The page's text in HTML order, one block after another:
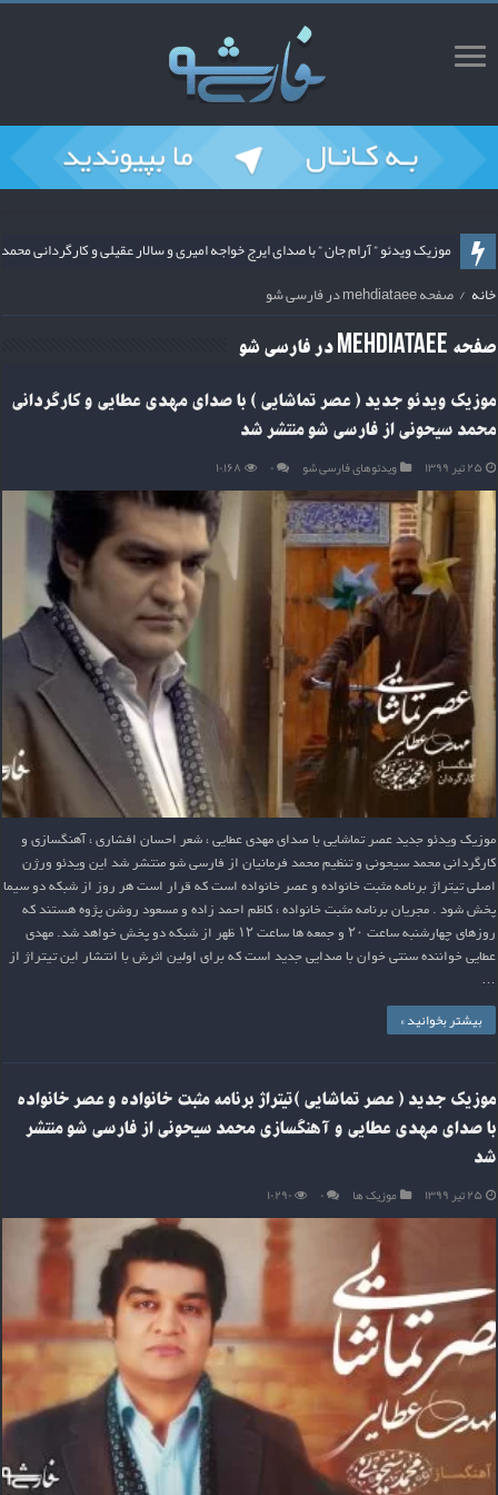
موزیک ویدئو ” آرام جان ” با صدای ایرج خواجه امیری و سالار عقیلی و
خانه / صفحه mehdiataee در فارسی شو
صفحه mehdiataeeدر فارسی شو
موزیک ویدئو جدید ( عصر تماشایی ) با صدای مهدی عطایی و کارگردانی
محمد سیحونی از فارسی شو منتشر شد
۲۵ تیر ۱۳۹۹ ویدئوهای فارسی شو ۰ ۱۰,۱۶۸
موزیک ویدئو جدید عصر تماشایی با صدای مهدی عطایی ، شعر احسان افشاری ، آهنگسازی و
کارگردانی محمد سیحونی و تنظیم محمد فرمانیان از فارسی شو منتشر شد این ویدئو ورژن
اصلی تیتراژ برنامه مثبت خانواده و عصر خانواده است که قرار است هر روز از شبکه دو سیما
پخش شود . مجریان برنامه مثبت خانواده ، کاظم احمد زاده و مسعود روشن پژوه هستند که
روزهای چهارشنبه ساعت ۲۰ و جمعه ها ساعت ۱۲ ظهر از شبکه دو پخش خواهد شد. مهدی
عطایی خواننده سنتی خوان با صدایی جدید است که برای اولین اثرش با انتشار این تیتراژ از
…
بیشتر بخوانید »
موزیک جدید ( عصر تماشایی )تیتراژ برنامه مثبت خانواده و عصر خانواده
با صدای مهدی عطایی و آهنگسازی محمد سیحونی از فارسی شو منتشر
شد
۲۵ تیر ۱۳۹۹ موزیک ها ۰ ۱۰,۲۹۰